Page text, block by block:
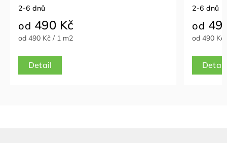
2-6 dnů
od 490 Kč
od 490 Kč / 1 m2
Detail
2-6 dnů
od
od 490 Kč
Detail